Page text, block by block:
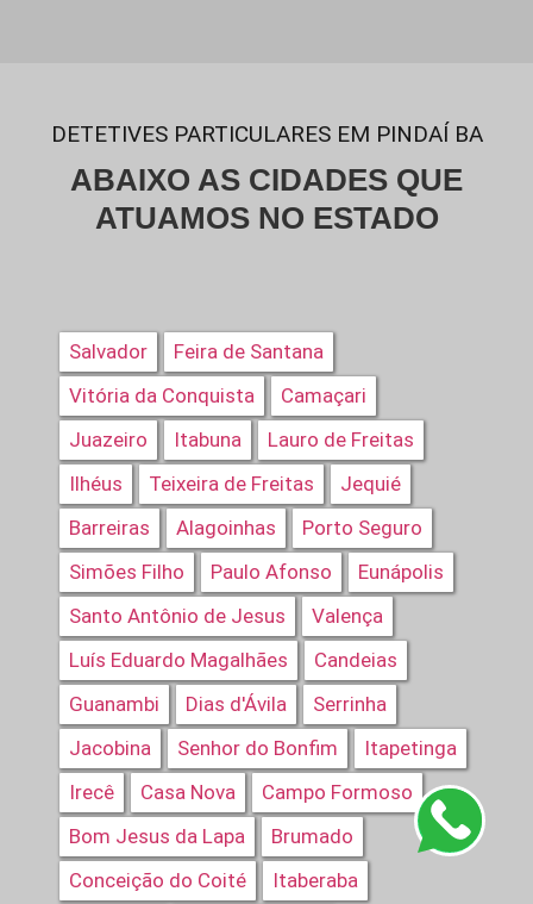
DETETIVES PARTICULARES EM PINDAÍ BA
ABAIXO AS CIDADES QUE
ATUAMOS NO ESTADO
Salvador
Feira de Santana
Vitória da Conquista
Camaçari
Juazeiro
Itabuna
Lauro de Freitas
Ilhéus
Teixeira de Freitas
Jequié
Barreiras
Alagoinhas
Porto Seguro
Simões Filho
Paulo Afonso
Eunápolis
Santo Antônio de Jesus
Valença
Luís Eduardo Magalhães
Candeias
Guanambi
Dias d'Ávila
Serrinha
Jacobina
Senhor do Bonfim
Itapetinga
Irecê
Casa Nova
Campo Formoso
Bom Jesus da Lapa
Brumado
Conceição do Coité
Itaberaba